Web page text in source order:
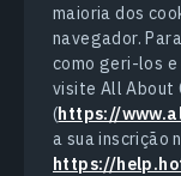
maioria dos
navegador.
como geri-los
visite All About
(https://
a sua inscrição
https://